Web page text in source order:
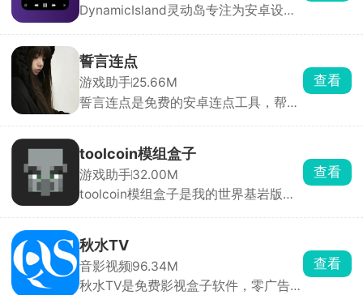
DynamicIsland灵动岛专注为安卓设备
动岛的尺寸、位置、圆角、透明度，到
组件样式、通知动效、配色主题、交互
逻辑均可自由调节，用户可根据机型与
审美打造独一无二的桌面形态。
誓言连点
游戏助手25.66M
誓言连点是免费的安卓连点工具，帮你
制一整套手势循环回放。参数可以自由
调整，间隔能设到毫秒，还带随机偏移
和抖动，更像真人操作，不容易被检
测。
查看
toolcoin模组盒子
游戏助手32.00M
toolcoin模组盒子是我的世界基岩版模
致闪退，点一下直接导入游戏。换装、
改画面质感直接套用，还能提前预览皮
肤全身效果，挑起来很直观。还能上传
自制皮肤、模组、地图分享给其他玩
查看
秋水TV
音影视频96.34M
秋水TV是免费影视盒子软件，零广告免
查看